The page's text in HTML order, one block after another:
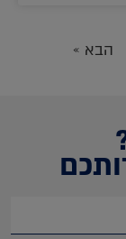
הבא »